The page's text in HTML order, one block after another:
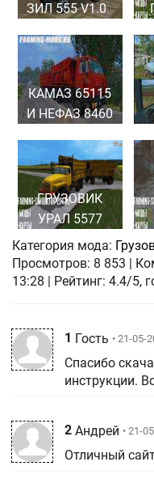
ЗИЛ 555 V1.0
КАМАЗ 65115
И НЕФАЗ 8460
ГРУЗОВИК
УРАЛ 5577
Категория мода:
Просмотров: 8 853
13:28
| Рейтинг: 4.4/5,
1 Гость • 21-05-
Спасибо
инструкции.
2 Андрей • 21-
Отличный